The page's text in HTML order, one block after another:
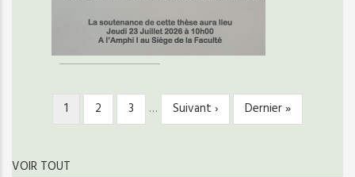
PAGINATION
Page
courante
1 Page
2 Page
3 …
Page
suivante
Suivant ›
Dernière
page
Dernier »
VOIR TOUT